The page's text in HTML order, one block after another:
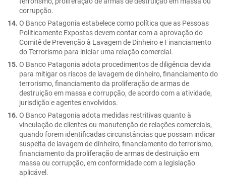
corrupção.
O Banco Patagonia estabelece como política que as Pessoas
Politicamente Expostas devem contar com a aprovação do
Comitê de Prevenção à Lavagem de Dinheiro e Financiamento
do Terrorismo para iniciar uma relação comercial.
O Banco Patagonia adota procedimentos de diligência devida
para mitigar os riscos de lavagem de dinheiro, financiamento do
terrorismo, financiamento da proliferação de armas de
destruição em massa e corrupção, de acordo com a atividade,
jurisdição e agentes envolvidos.
O Banco Patagonia adota medidas restritivas quanto à
vinculação de clientes ou manutenção de relações comerciais,
quando forem identificadas circunstâncias que possam indicar
suspeita de lavagem de dinheiro, financiamento do terrorismo,
financiamento da proliferação de armas de destruição em
massa ou corrupção, em conformidade com a legislação
aplicável.